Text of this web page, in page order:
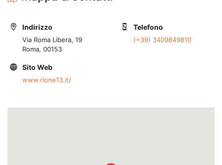
Indirizzo
Via Roma Libera, 19
Roma, 00153
Telefono
(+39) 3409849810
Sito Web
www.rione13.it/